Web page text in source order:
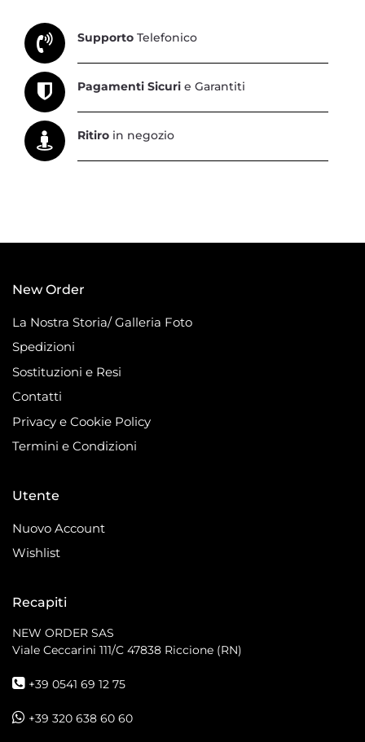
Supporto Telefonico
Pagamenti Sicuri e Garantiti
Ritiro in negozio
New Order
La Nostra Storia/ Galleria Foto
Spedizioni
Sostituzioni e Resi
Contatti
Privacy e Cookie Policy
Termini e Condizioni
Utente
Nuovo Account
Wishlist
Recapiti
NEW ORDER SAS
Viale Ceccarini 111/C 47838 Riccione (RN)
+39 0541 69 12 75
+39 320 638 60 60